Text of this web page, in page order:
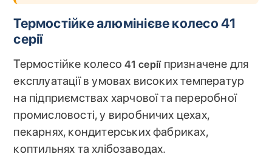
Термостійке алюмінієве колесо 41
серії
Термостійке колесо41 серіїпризначене для
експлуатації в умовах високих температур
на підприємствах харчової та переробної
промисловості, у виробничих цехах,
пекарнях, кондитерських фабриках,
коптильнях та хлібозаводах.